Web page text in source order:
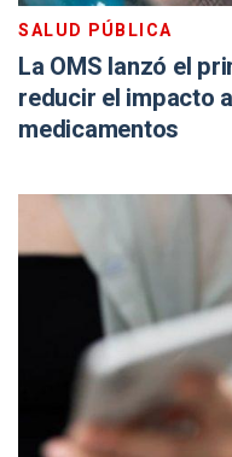
SALUD PÚBLICA
La OMS lanzó el
reducir el impacto
medicamentos